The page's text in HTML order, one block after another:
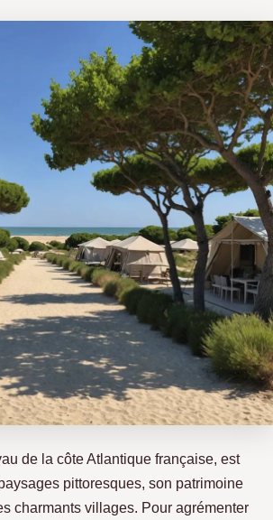
de la côte Atlantique française, est
pittoresques, son patrimoine
charmants villages. Pour agrémenter